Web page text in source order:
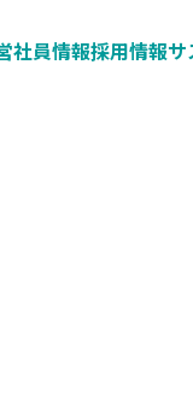
社員情報採用情報サ